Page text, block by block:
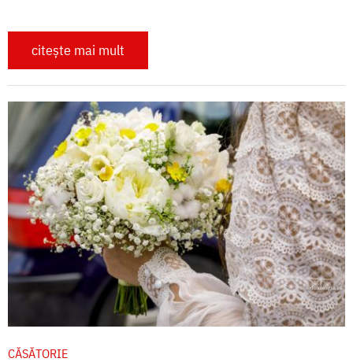
citește mai mult
CĂSĂTORIE